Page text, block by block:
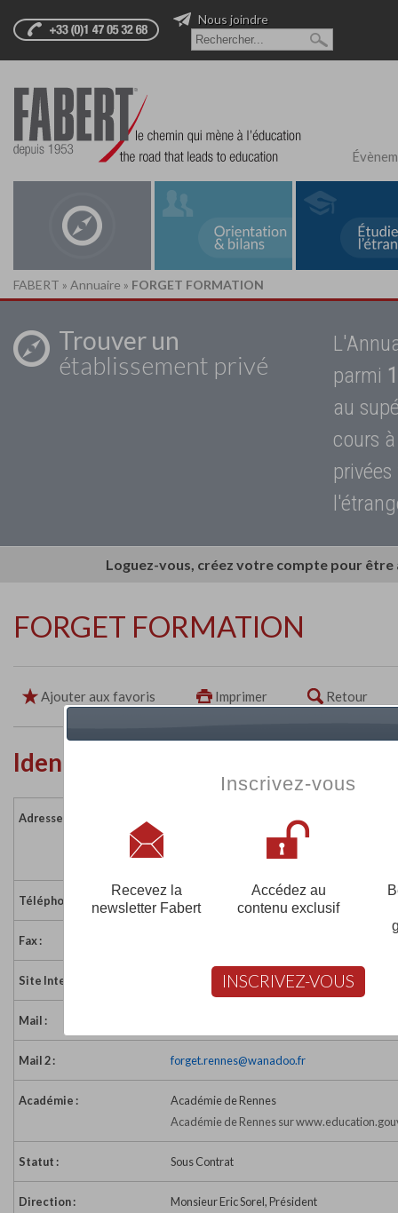
Nous joindre
FABERT » Annuaire » FORGET FORMATION
Trouver un
établissement privé
parmi
au
cours
Loguez-vous, créez votre compte pour
FORGET FORMATION
Ajouter aux favoris Imprimer Retour
Identité de l'établissement
Adresse :
ZA Mi-voie - 5 rue Henri Polles
35136 ST JACQUES DE LA LANDE
Téléphone : 02 43 11 11 35
Fax :
Site Internet : http://www.forget.fr/
Mail :
Mail 2 : forget.rennes@wanadoo.fr
Académie :
Académie de Rennes
Académie de Rennes sur
Statut : Sous Contrat
Direction : Monsieur Eric Sorel, Président
Inscrivez-vous
Recevez la
newsletter Fabert
Accédez au
contenu exclusif
INSCRIVEZ-VOUS